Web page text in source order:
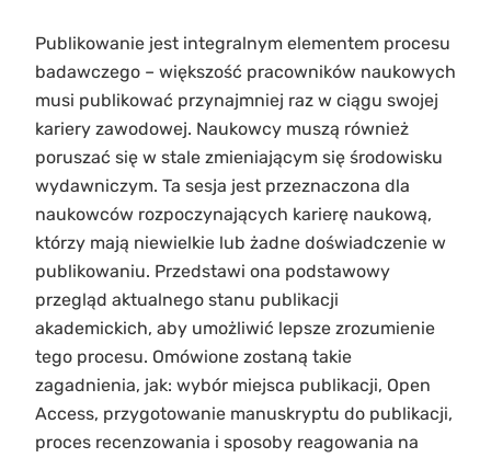
Publikowanie jest integralnym elementem procesu
badawczego – większość pracowników naukowych
musi publikować przynajmniej raz w ciągu swojej
kariery zawodowej. Naukowcy muszą również
poruszać się w stale zmieniającym się środowisku
wydawniczym. Ta sesja jest przeznaczona dla
naukowców rozpoczynających karierę naukową,
którzy mają niewielkie lub żadne doświadczenie w
publikowaniu. Przedstawi ona podstawowy
przegląd aktualnego stanu publikacji
akademickich, aby umożliwić lepsze zrozumienie
tego procesu. Omówione zostaną takie
zagadnienia, jak: wybór miejsca publikacji, Open
Access, przygotowanie manuskryptu do publikacji,
proces recenzowania i sposoby reagowania na